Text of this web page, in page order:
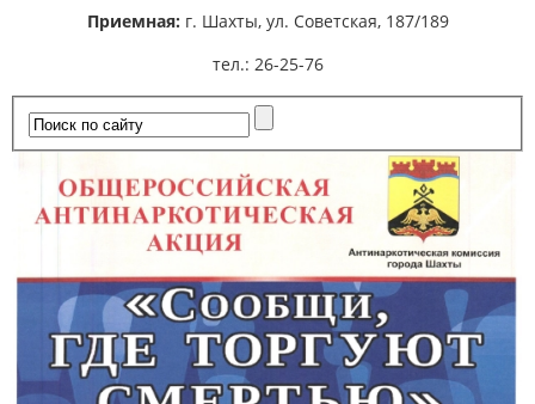
Приемная: г. Шахты, ул. Советская, 187/189
тел.: 26-25-76